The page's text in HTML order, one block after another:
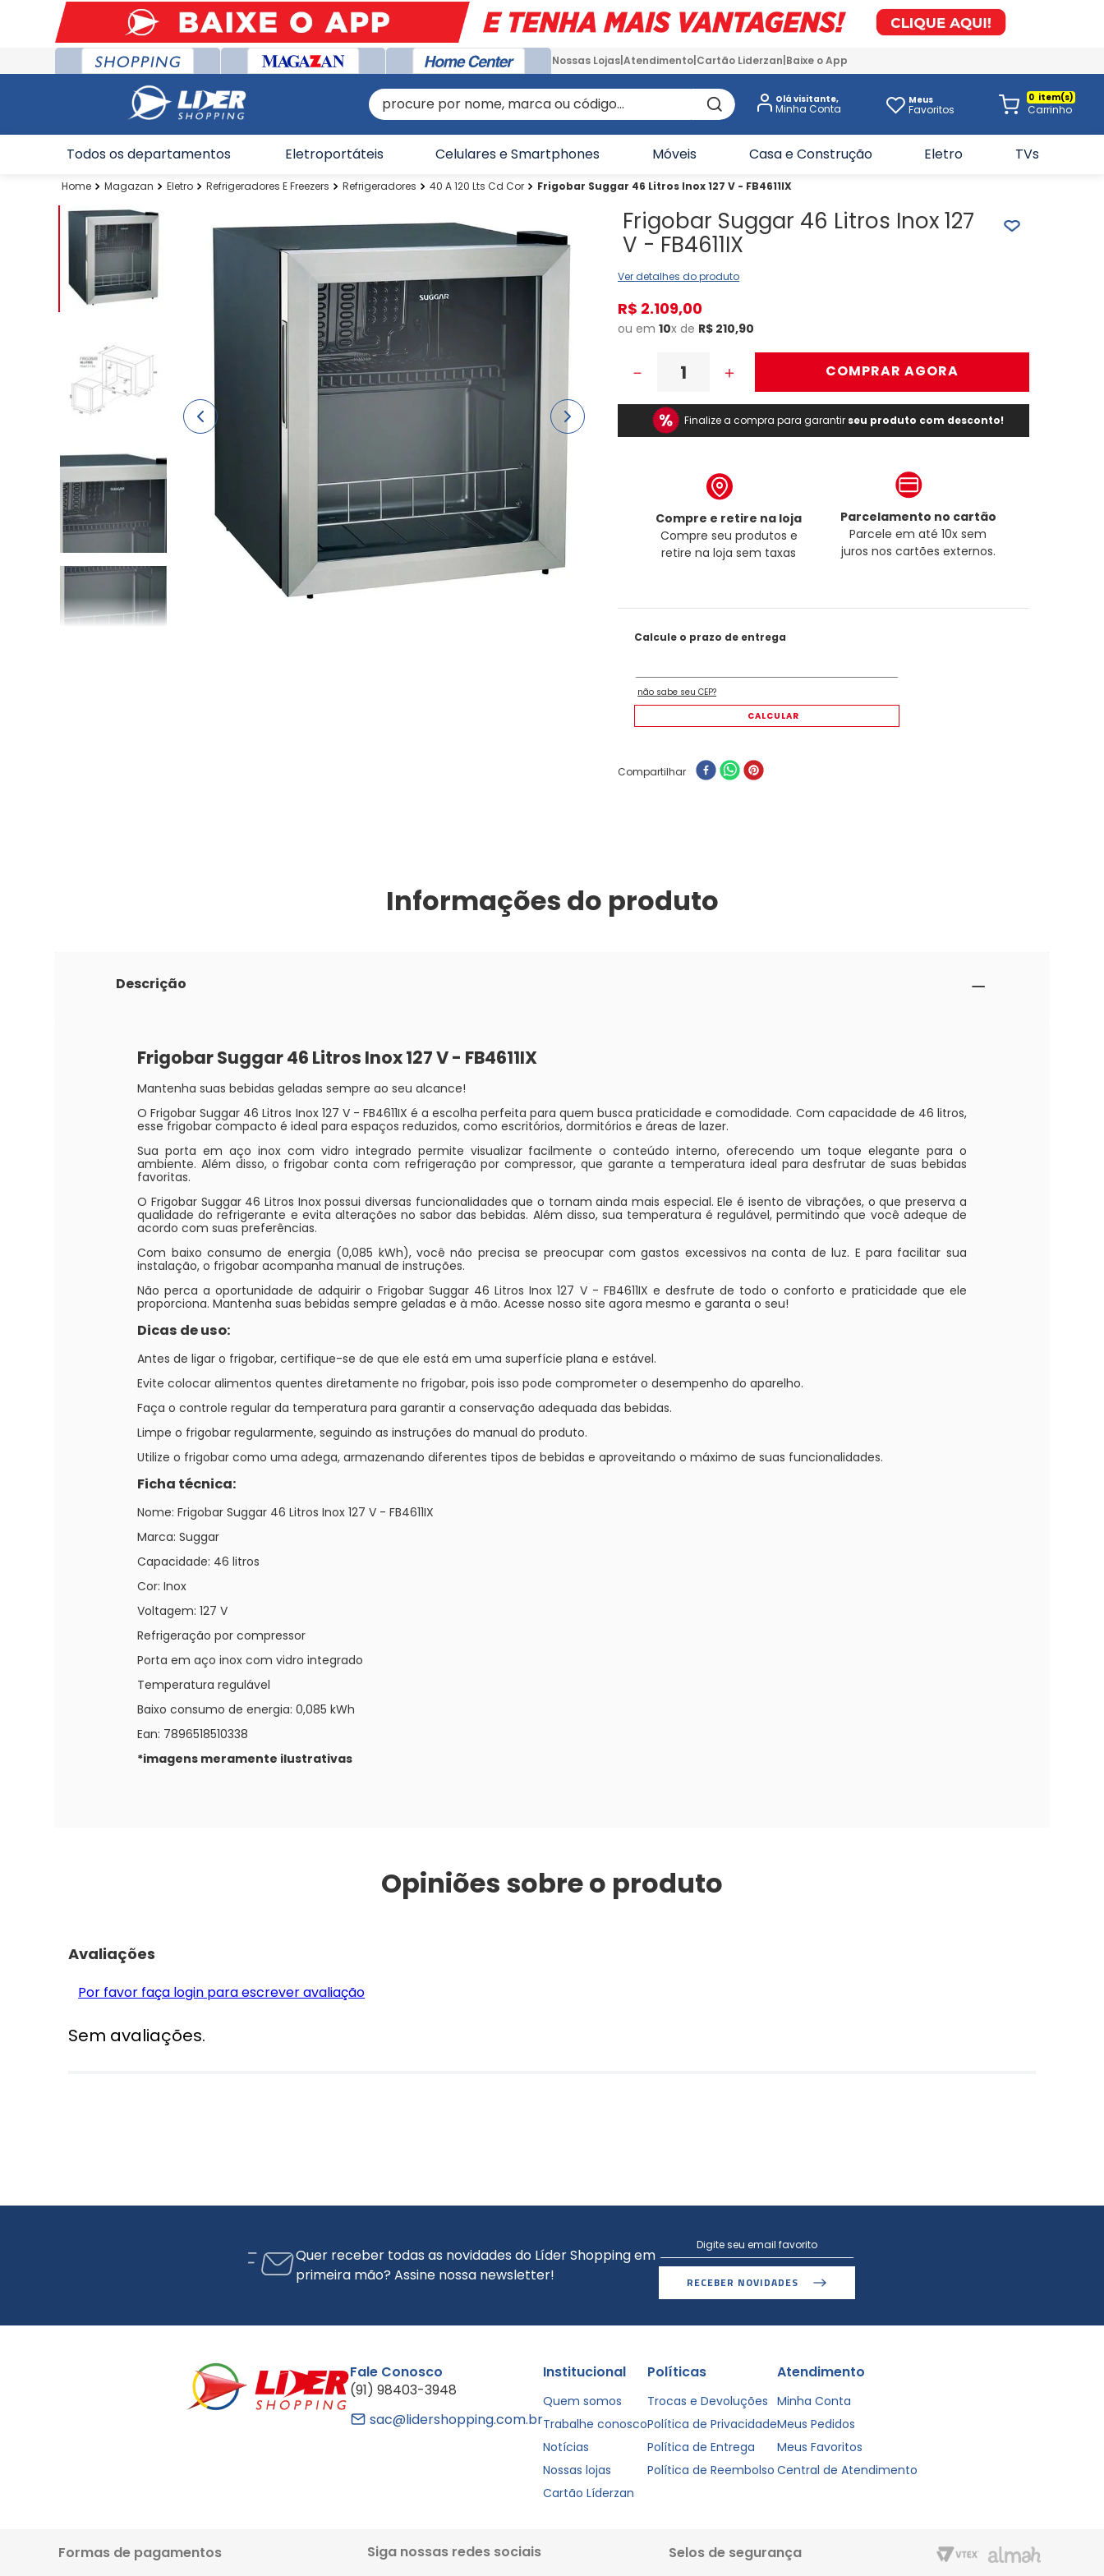
Nossas Lojas Atendimento Cartão Liderzan Baixe o App
procure por nome, marca ou código... Olá visitante, Meus
Favoritos
0
Todos os departamentos Eletroportáteis Celulares e Smartphones Móveis Casa e Construção Eletro TVs
Magazan Eletro Refrigeradores E Freezers Refrigeradores 40 A 120 Lts Cd Cor Frigobar Suggar 46 Litros Inox 127 V - FB4611IX
Frigobar Suggar 46 Litros Inox 127
V - FB4611IX
Ver detalhes do produto
R$ 2.109,00
ou em10x de R$ 210,90
＋
－ COMPRAR AGORA
Finalize a compra para garantir seu produto com desconto!
Compre e retire na loja
Compre seu produtos e
retire na loja sem taxas
Parcelamento no cartão
Parcele em até 10x sem
juros nos cartões externos.
Compartilhar
Informações do produto
Descrição
Frigobar Suggar 46 Litros Inox 127 V - FB4611IX
Mantenha suas bebidas geladas sempre ao seu alcance!
O Frigobar Suggar 46 Litros Inox 127 V - FB4611IX é a escolha perfeita para quem busca praticidade e comodidade. Com capacidade de 46 litros,
esse frigobar compacto é ideal para espaços reduzidos, como escritórios, dormitórios e áreas de lazer.
Sua porta em aço inox com vidro integrado permite visualizar facilmente o conteúdo interno, oferecendo um toque elegante para o
ambiente. Além disso, o frigobar conta com refrigeração por compressor, que garante a temperatura ideal para desfrutar de suas bebidas
favoritas.
O Frigobar Suggar 46 Litros Inox possui diversas funcionalidades que o tornam ainda mais especial. Ele é isento de vibrações, o que preserva a
qualidade do refrigerante e evita alterações no sabor das bebidas. Além disso, sua temperatura é regulável, permitindo que você adeque de
acordo com suas preferências.
Com baixo consumo de energia (0,085 kWh), você não precisa se preocupar com gastos excessivos na conta de luz. E para facilitar sua
instalação, o frigobar acompanha manual de instruções.
Não perca a oportunidade de adquirir o Frigobar Suggar 46 Litros Inox 127 V - FB4611IX e desfrute de todo o conforto e praticidade que ele
proporciona. Mantenha suas bebidas sempre geladas e à mão. Acesse nosso site agora mesmo e garanta o seu!
Dicas de uso:
Antes de ligar o frigobar, certifique-se de que ele está em uma superfície plana e estável.
Evite colocar alimentos quentes diretamente no frigobar, pois isso pode comprometer o desempenho do aparelho.
Faça o controle regular da temperatura para garantir a conservação adequada das bebidas.
Limpe o frigobar regularmente, seguindo as instruções do manual do produto.
Utilize o frigobar como uma adega, armazenando diferentes tipos de bebidas e aproveitando o máximo de suas funcionalidades.
Ficha técnica:
Nome: Frigobar Suggar 46 Litros Inox 127 V - FB4611IX
Marca: Suggar
Capacidade: 46 litros
Cor: Inox
Voltagem: 127 V
Refrigeração por compressor
Porta em aço inox com vidro integrado
Temperatura regulável
Baixo consumo de energia: 0,085 kWh
Ean: 7896518510338
*imagens meramente ilustrativas
Opiniões sobre o produto
Avaliações
Por favor faça login para escrever avaliação
Sem avaliações.
Quer receber todas as novidades do Líder Shopping em
primeira mão? Assine nossa newsletter!
RECEBER NOVIDADES
Fale Conosco
(91) 98403-3948
sac@lidershopping.com.br
Institucional
Quem somos
Trabalhe conosco
Notícias
Nossas lojas
Cartão Líderzan
Políticas
Trocas e Devoluções
Política de Privacidade
Política de Entrega
Política de Reembolso
Atendimento
Minha Conta
Meus Pedidos
Meus Favoritos
Central de Atendimento
Formas de pagamentos Siga nossas redes sociais Selos de segurança